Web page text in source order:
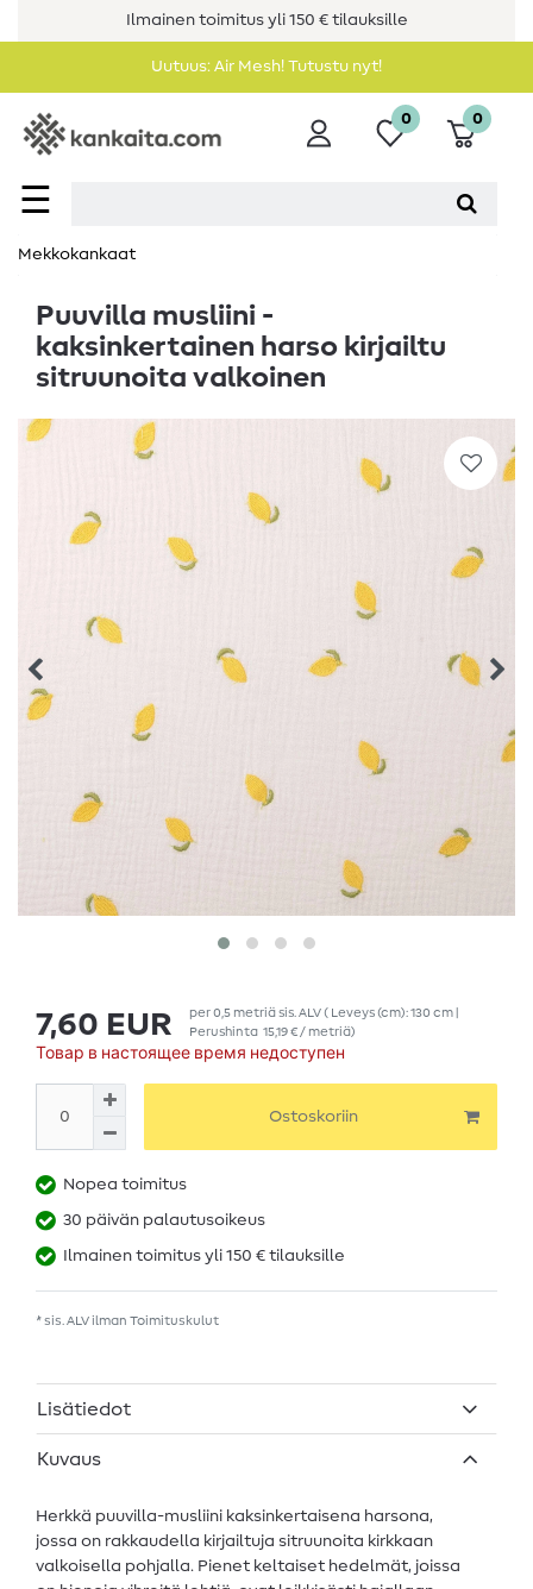
Ilmainen toimitus yli 150 € tilauksille
Uutuus: Air Mesh! Tutustu nyt!
☰
0 0
Mekkokankaat
Puuvilla musliini -
kaksinkertainen harso kirjailtu
sitruunoita valkoinen
7,60 EUR per0,5 metriäsis. ALV( Leveys (cm): 130 cm |
Perushinta 15,19 € / metriä)
Товар в настоящее время недоступен
Ostoskoriin
Nopea toimitus
30 päivän palautusoikeus
Ilmainen toimitus yli 150 € tilauksille
* sis. ALV ilman Toimituskulut
Lisätiedot
Kuvaus
Herkkä puuvilla-musliini kaksinkertaisena harsona,
jossa on rakkaudella kirjailtuja sitruunoita kirkkaan
valkoisella pohjalla. Pienet keltaiset hedelmät, joissa